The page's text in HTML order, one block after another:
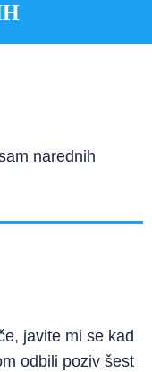
narednih
javite mi se kad
odbili poziv šest